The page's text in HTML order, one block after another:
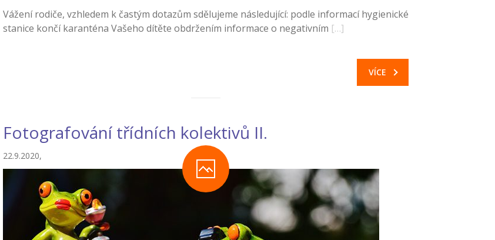
Vážení rodiče, vzhledem k častým dotazům sdělujeme následující: podle informací hygienické
stanice končí karanténa Vašeho dítěte obdržením informace o negativním […]
VÍCE
Fotografování třídních kolektivů II.
22.9.2020,